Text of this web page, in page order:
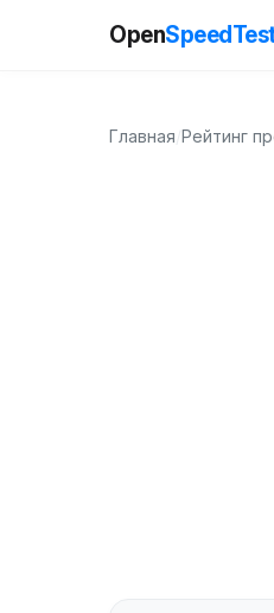
Open
Главная Рейтинг